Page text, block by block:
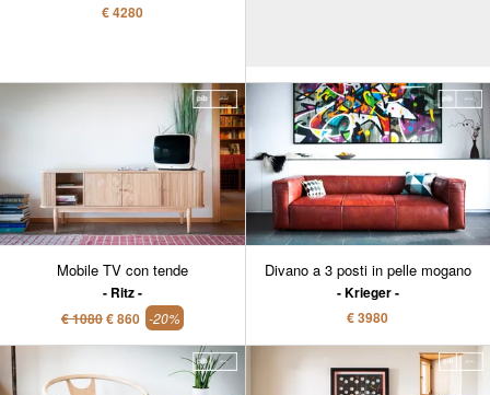
€ 4280
Mobile TV con tende
Ritz
€ 1080€ 860 -20%
Divano a 3 posti in pelle mogano
Krieger
€ 3980